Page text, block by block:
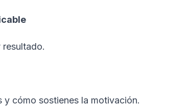
cómo sostienes la motivación.